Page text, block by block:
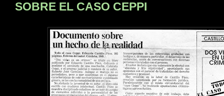
SOBRE EL CASO CEPPI